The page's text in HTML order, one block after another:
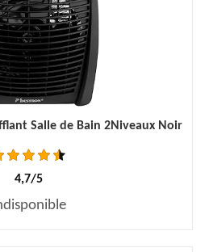
Salle de Bain 2Niveaux Noir
4,7/5